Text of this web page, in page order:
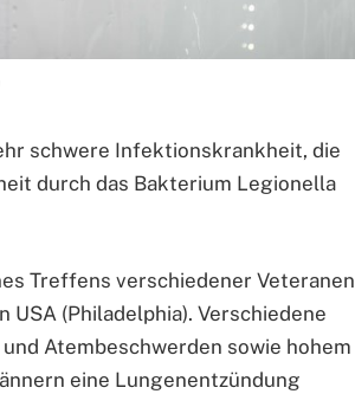
schwere Infektionskrankheit, die
durch das Bakterium Legionella
Treffens verschiedener Veteranen
(Philadelphia). Verschiedene
Atembeschwerden sowie hohem
eine Lungenentzündung